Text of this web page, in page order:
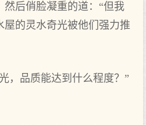
然后俏脸凝重的道：“但我
屋的灵水奇光被他们强力推
，品质能达到什么程度？”